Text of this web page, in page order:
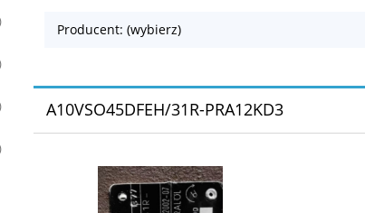
Producent: (wybierz)
A10VSO45DFEH/31R-PRA12KD3